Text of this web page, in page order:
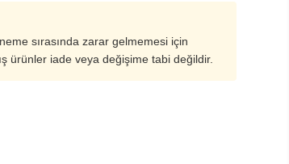
sırasında zarar gelmemesi için
ürünler iade veya değişime tabi değildir.